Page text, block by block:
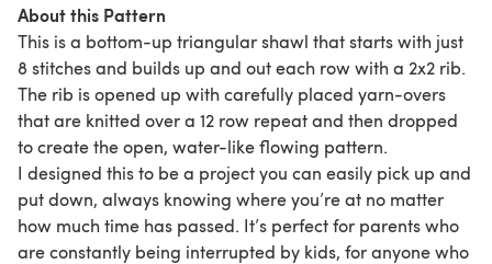
About this Pattern
This is a bottom-up triangular shawl that starts with just
8 stitches and builds up and out each row with a 2x2 rib.
The rib is opened up with carefully placed yarn-overs
that are knitted over a 12 row repeat and then dropped
to create the open, water-like flowing pattern.
I designed this to be a project you can easily pick up and
put down, always knowing where you’re at no matter
how much time has passed. It’s perfect for parents who
are constantly being interrupted by kids, for anyone who